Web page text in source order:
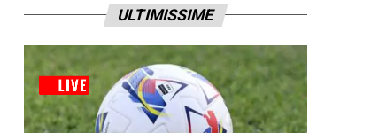
ULTIMISSIME